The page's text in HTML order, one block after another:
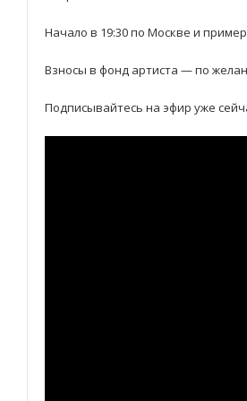
Начало в 19:30 по Москве и
Взносы в фонд артиста — по
Подписывайтесь на эфир уже